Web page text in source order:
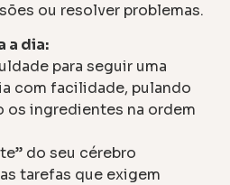
ou resolver problemas.
a dia:
para seguir uma
com facilidade, pulando
os ingredientes na ordem
do seu cérebro
tarefas que exigem